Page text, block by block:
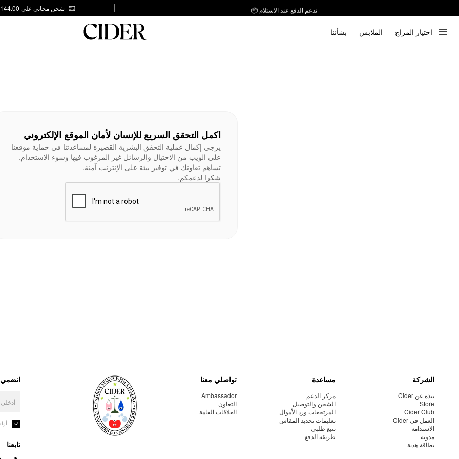
ندعم الدفع عند الاستلام 📦 شحن مجاني على AED 144.00
اختيار المزاج الملابس بشأننا
اكمل التحقق السريع للإنسان لأمان الموقع الإلكتروني
يرجى إكمال عملية التحقق البشرية القصيرة لمساعدتنا في حماية موقعنا
على الويب من الاحتيال والرسائل غير المرغوب فيها وسوء الاستخدام.
تساهم تعاونك في توفير بيئة على الإنترنت آمنة.
شكرا لدعمكم.
الشركة
نبذة عن Cider
Store
Cider Club
العمل في Cider
الاستدامة
مدونة
بطاقة هدية
مساعدة
مركز الدعم
الشحن والتوصيل
المرتجعات ورد الأموال
تعليمات تحديد المقاس
تتبع طلبي
طريقة الدفع
تواصلي معنا
Ambassador
التعاون
العلاقات العامة
انضمي
تابعنا